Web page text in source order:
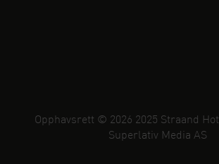
Opphavsrett © 2026 2025 Straand
Superlativ Media AS